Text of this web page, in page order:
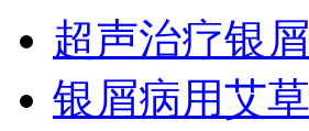
超声治疗银
银屑病用艾